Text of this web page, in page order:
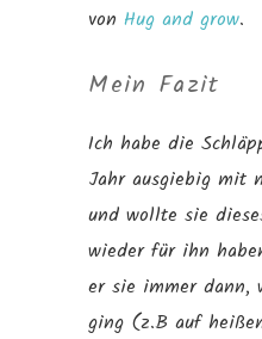
von Hug and grow.
Mein Fazit
Ich habe die
Jahr ausgiebig mit
und wollte sie
wieder für ihn
er sie immer dann,
ging (z.B auf